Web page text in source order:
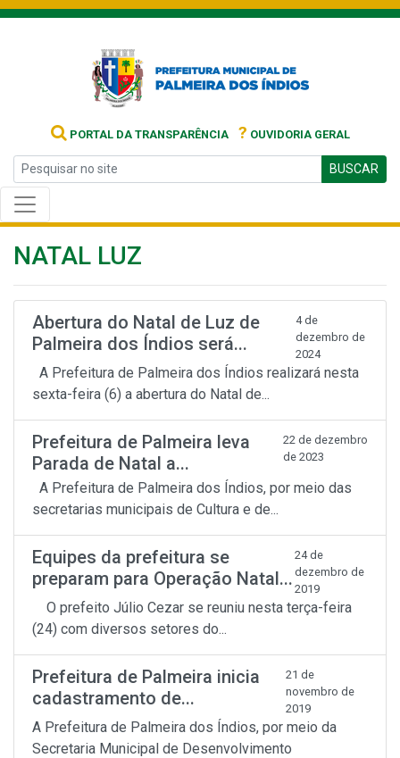
PORTAL DA TRANSPARÊNCIA ? OUVIDORIA GERAL
BUSCAR
NATAL LUZ
Abertura do Natal de Luz de
Palmeira dos Índios será...
4 de
dezembro de
2024
A Prefeitura de Palmeira dos Índios realizará nesta
sexta-feira (6) a abertura do Natal de...
Prefeitura de Palmeira leva
Parada de Natal a...
22 de dezembro
de 2023
A Prefeitura de Palmeira dos Índios, por meio das
secretarias municipais de Cultura e de...
Equipes da prefeitura se
preparam para Operação Natal...
24 de
dezembro de
2019
O prefeito Júlio Cezar se reuniu nesta terça-feira
(24) com diversos setores do...
Prefeitura de Palmeira inicia
cadastramento de...
21 de
novembro de
2019
A Prefeitura de Palmeira dos Índios, por meio da
Secretaria Municipal de Desenvolvimento